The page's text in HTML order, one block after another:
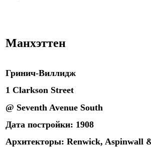
Манхэттен
Гринич-Виллидж
1 Clarkson Street
@ Seventh Avenue South
Дата постройки: 1908
Архитекторы: Renwick, Aspinwall